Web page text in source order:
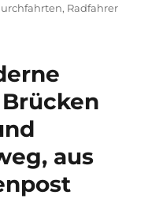
, Radfahrer
aus